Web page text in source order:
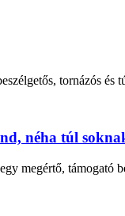
tornázós
néha túl
megértő,